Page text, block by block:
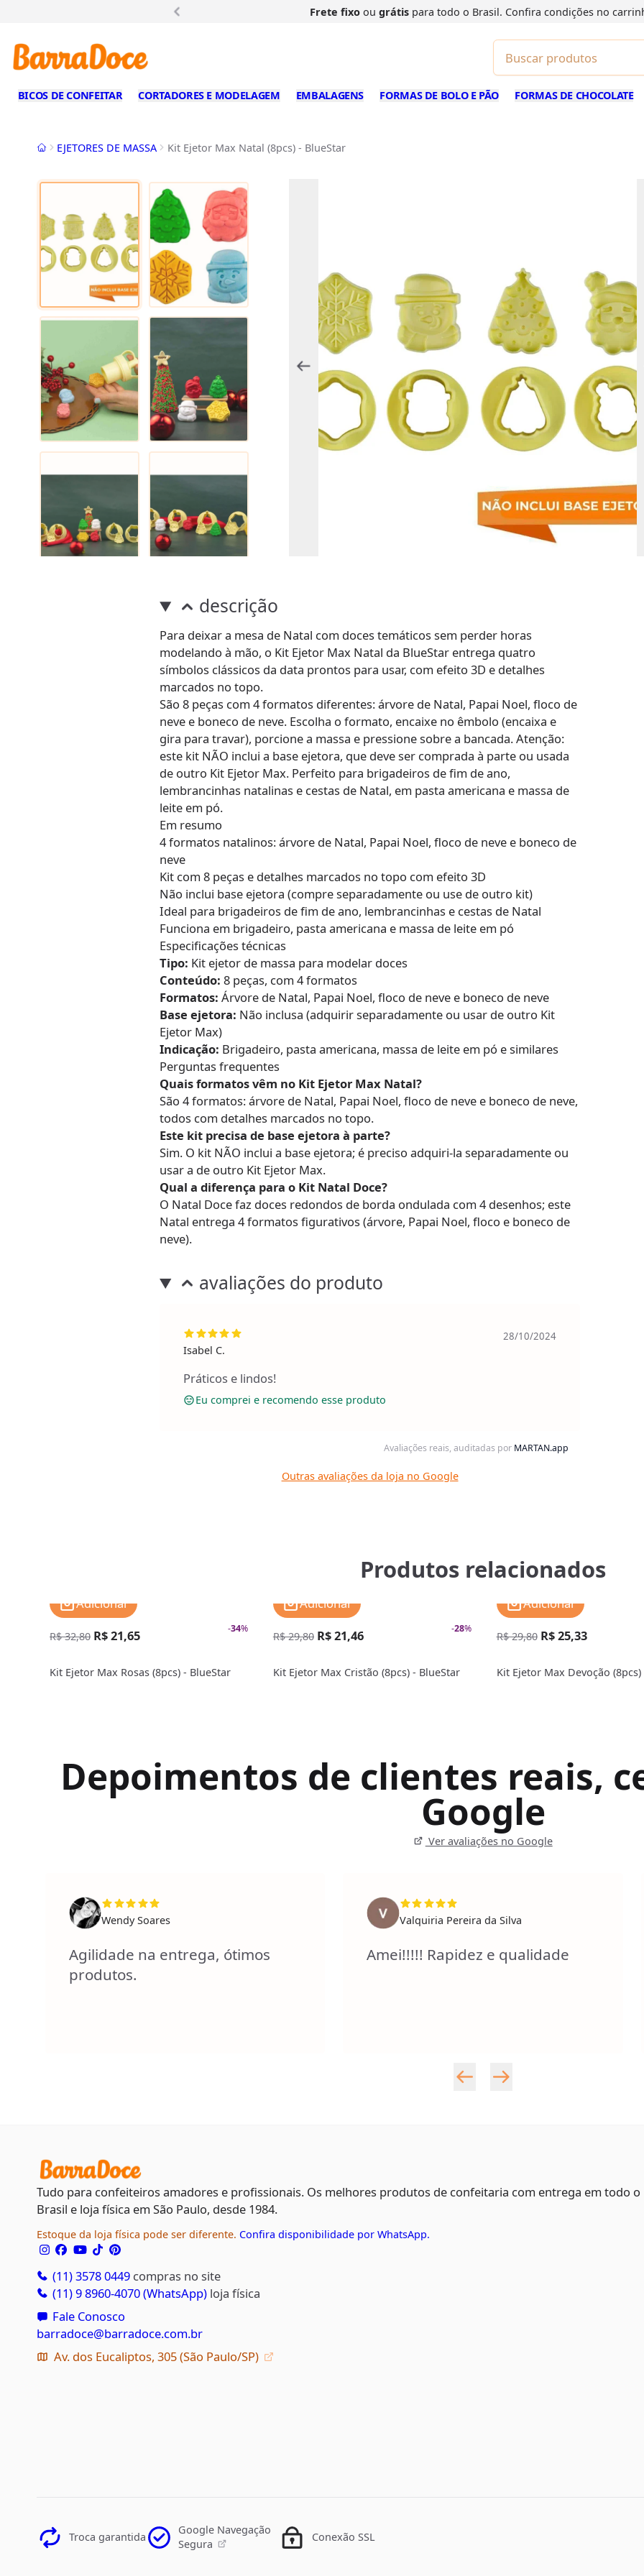
Frete fixoou grátispara todo o Brasil. Confira condições no
BICOS DE CONFEITAR CORTADORES E MODELAGEM EMBALAGENS FORMAS DE BOLO E PÃO FORMAS DE CHOCOLATE
InícioEJETORES DE MASSA Kit Ejetor Max Natal (8pcs) - BlueStar
descrição
Para deixar a mesa de Natal com doces temáticos sem perder horas
modelando à mão, o Kit Ejetor Max Natal da BlueStar entrega quatro
símbolos clássicos da data prontos para usar, com efeito 3D e detalhes
marcados no topo.
São 8 peças com 4 formatos diferentes: árvore de Natal, Papai Noel, floco de
neve e boneco de neve. Escolha o formato, encaixe no êmbolo (encaixa e
gira para travar), porcione a massa e pressione sobre a bancada. Atenção:
este kit NÃO inclui a base ejetora, que deve ser comprada à parte ou usada
de outro Kit Ejetor Max. Perfeito para brigadeiros de fim de ano,
lembrancinhas natalinas e cestas de Natal, em pasta americana e massa de
leite em pó.
Em resumo
4 formatos natalinos: árvore de Natal, Papai Noel, floco de neve e boneco de
neve
Kit com 8 peças e detalhes marcados no topo com efeito 3D
Não inclui base ejetora (compre separadamente ou use de outro kit)
Ideal para brigadeiros de fim de ano, lembrancinhas e cestas de Natal
Funciona em brigadeiro, pasta americana e massa de leite em pó
Especificações técnicas
Tipo: Kit ejetor de massa para modelar doces
Conteúdo: 8 peças, com 4 formatos
Formatos: Árvore de Natal, Papai Noel, floco de neve e boneco de neve
Base ejetora: Não inclusa (adquirir separadamente ou usar de outro Kit
Ejetor Max)
Indicação: Brigadeiro, pasta americana, massa de leite em pó e similares
Perguntas frequentes
Quais formatos vêm no Kit Ejetor Max Natal?
São 4 formatos: árvore de Natal, Papai Noel, floco de neve e boneco de neve,
todos com detalhes marcados no topo.
Este kit precisa de base ejetora à parte?
Sim. O kit NÃO inclui a base ejetora; é preciso adquiri-la separadamente ou
usar a de outro Kit Ejetor Max.
Qual a diferença para o Kit Natal Doce?
O Natal Doce faz doces redondos de borda ondulada com 4 desenhos; este
Natal entrega 4 formatos figurativos (árvore, Papai Noel, floco e boneco de
neve).
avaliações do produto
Isabel C.
28/10/2024
Práticos e lindos!
Eu comprei e recomendo esse produto
Avaliações reais, auditadas por MARTAN.app
Outras avaliações da loja no Google
Produtos relacionados
-34%
R$ 32,80 R$ 21,65
Kit Ejetor Max Rosas (8pcs) - BlueStar
Adicionar
-28%
R$ 29,80 R$ 21,46
Kit Ejetor Max Cristão (8pcs) - BlueStar
Adicionar
R$ 29,80 R$ 25,33
Kit Ejetor Max Devoção
Adicionar
Depoimentos de clientes reais,
Google
Ver avaliações no Google
Wendy Soares
Agilidade na entrega, ótimos
produtos.
Valquiria Pereira da Silva
Amei!!!!! Rapidez e qualidade
Tudo para confeiteiros amadores e profissionais. Os melhores produtos de confeitaria com entrega em todo o
Brasil e loja física em São Paulo, desde 1984.
Estoque da loja física pode ser diferente. Confira disponibilidade por WhatsApp.
(11) 3578 0449 compras no site
(11) 9 8960-4070 (WhatsApp) loja física
Fale Conosco
barradoce@barradoce.com.br
Av. dos Eucaliptos, 305 (São Paulo/SP)
Troca garantida
Google Navegação
Segura
Conexão SSL